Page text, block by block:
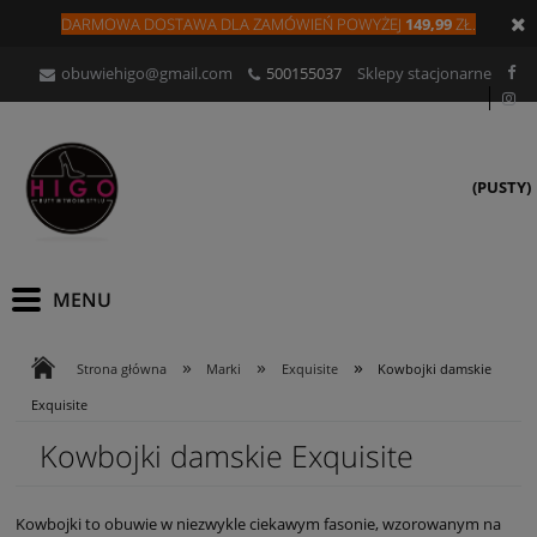
DARMOWA DOSTAWA DLAZAMÓWIEŃ POWYŻEJ 149,99ZŁ.
obuwiehigo@gmail.com 500155037 Sklepy stacjonarne
(PUSTY)
Strona główna » Marki » Exquisite »
Kowbojki damskie
Exquisite
Kowbojki damskie Exquisite
Kowbojki to obuwie w niezwykle ciekawym fasonie, wzorowanym na